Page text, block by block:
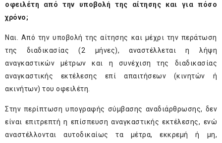
οφειλέτη από την υποβολή της αίτησης και για πόσο
χρόνο;
Ναι. Από την υποβολή της αίτησης και μέχρι την περάτωση
της διαδικασίας (2 μήνες), αναστέλλεται η λήψη
αναγκαστικών μέτρων και η συνέχιση της διαδικασίας
αναγκαστικής εκτέλεσης επί απαιτήσεων (κινητών ή
ακινήτων) του οφειλέτη.
Στην περίπτωση υπογραφής σύμβασης αναδιάρθρωσης, δεν
είναι επιτρεπτή η επίσπευση αναγκαστικής εκτέλεσης, ενώ
αναστέλλονται αυτοδικαίως τα μέτρα, εκκρεμή ή μη,